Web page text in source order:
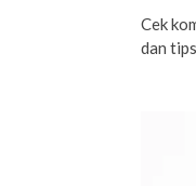
Cek
dan